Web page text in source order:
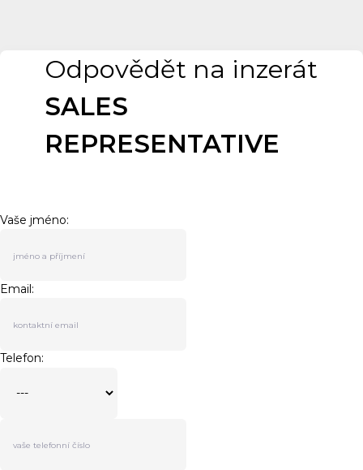
Odpovědět na inzerát
SALES
REPRESENTATIVE
Vaše jméno:
Email:
Telefon: